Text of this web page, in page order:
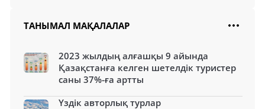
ТАНЫМАЛ МАҚАЛАЛАР
2023 жылдың алғашқы 9 айында
Қазақстанға келген шетелдік туристер
саны 37%-ға артты
Үздік авторлық турлар